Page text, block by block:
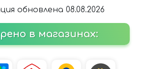
обновлена 08.08.2026
в магазинах: